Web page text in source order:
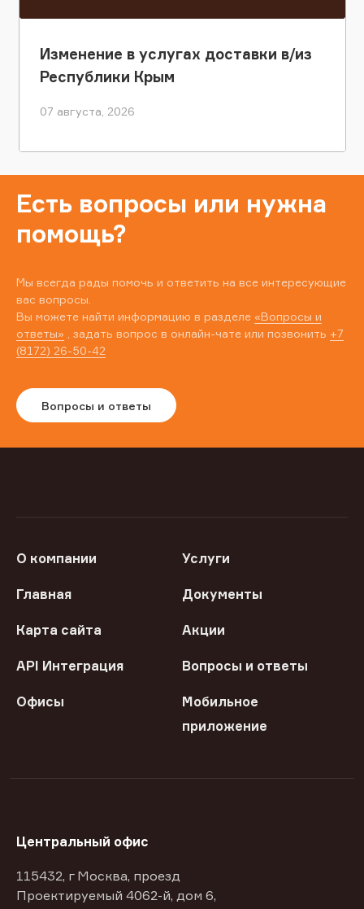
Изменение в услугах доставки в/из
Республики Крым
07 августа, 2026
Есть вопросы или нужна
помощь?
Мы всегда рады помочь и ответить на все интересующие
вас вопросы.
Вы можете найти информацию в разделе «Вопросы и
ответы» , задать вопрос в онлайн-чате или позвонить +7
(8172) 26-50-42
Вопросы и ответы
О компании Услуги
Главная Документы
Карта сайта Акции
API Интеграция Вопросы и ответы
Офисы
Мобильное
приложение
Центральный офис
115432, г Москва, проезд
Проектируемый 4062-й, дом 6,